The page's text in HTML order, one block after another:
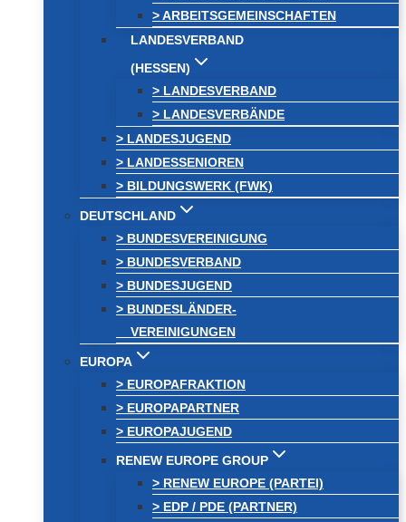
> ARBEITSGEMEINSCHAFTEN
LANDESVERBAND
(HESSEN)
> LANDESVERBAND
> LANDESVERBÄNDE
> LANDESJUGEND
> LANDESSENIOREN
> BILDUNGSWERK (FWK)
DEUTSCHLAND
> BUNDESVEREINIGUNG
> BUNDESVERBAND
> BUNDESJUGEND
> BUNDESLÄNDER-
VEREINIGUNGEN
EUROPA
> EUROPAFRAKTION
> EUROPAPARTNER
> EUROPAJUGEND
RENEW EUROPE GROUP
> RENEW EUROPE (PARTEI)
> EDP / PDE (PARTNER)